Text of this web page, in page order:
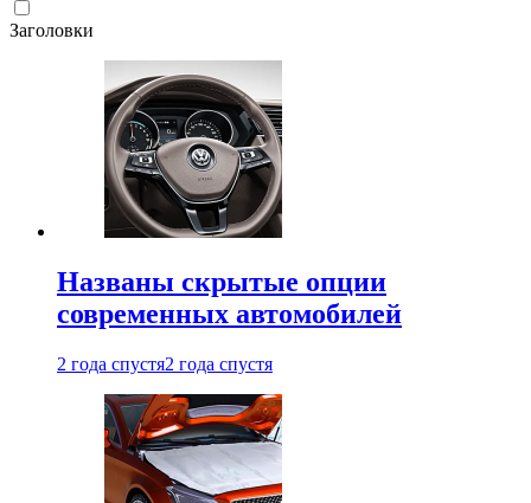
Заголовки
Названы скрытые опции
современных автомобилей
2 года спустя2 года спустя